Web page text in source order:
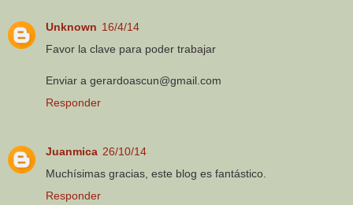
Unknown 16/4/14
Favor la clave para poder trabajar
Enviar a gerardoascun@gmail.com
Responder
Juanmica 26/10/14
Muchísimas gracias, este blog es fantástico.
Responder